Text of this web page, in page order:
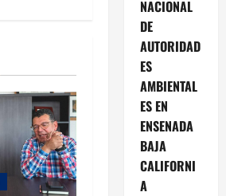
NACIONAL
DE
AUTORIDAD
ES
AMBIENTAL
ES EN
ENSENADA
BAJA
CALIFORNI
A